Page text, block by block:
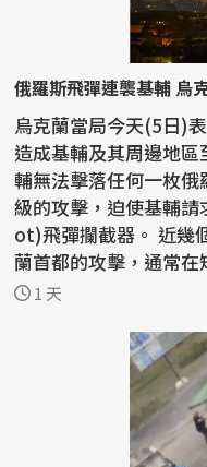
俄羅斯飛彈連襲基輔 烏
烏克蘭當局今天(5日)
造成基輔及其周邊地區
輔無法擊落任何一枚
級的攻擊，迫使基輔
ot)飛彈攔截器。 近幾個月來，俄羅斯大幅加強了對烏克
蘭首都的攻擊，通常
1 天